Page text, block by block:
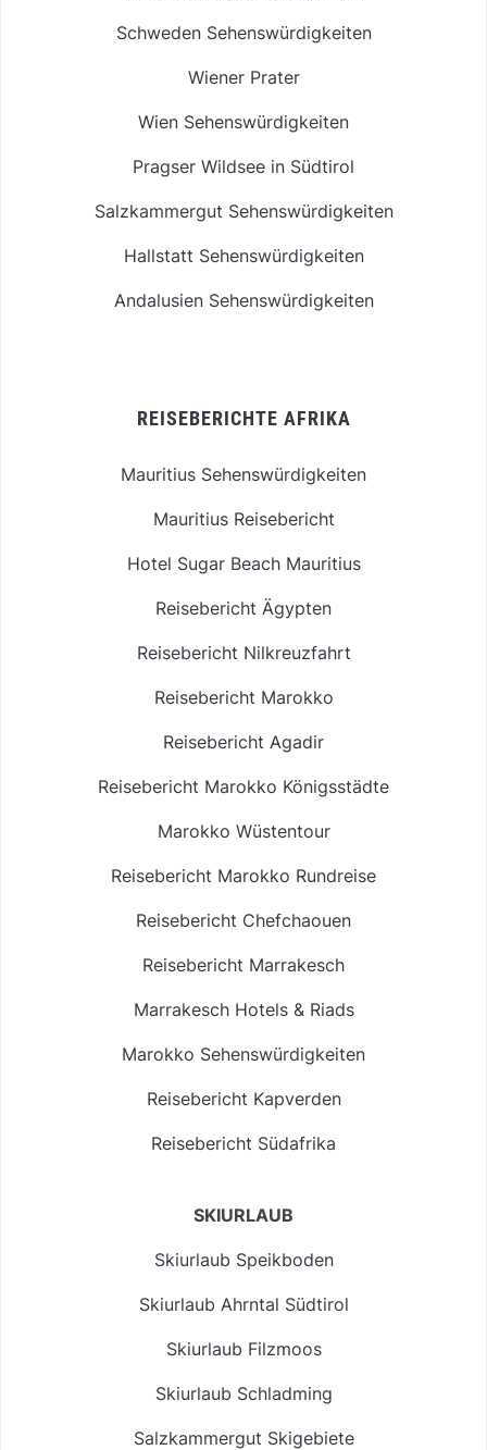
Schweden Sehenswürdigkeiten
Wiener Prater
Wien Sehenswürdigkeiten
Pragser Wildsee in Südtirol
Salzkammergut Sehenswürdigkeiten
Hallstatt Sehenswürdigkeiten
Andalusien Sehenswürdigkeiten
REISEBERICHTE AFRIKA
Mauritius Sehenswürdigkeiten
Mauritius Reisebericht
Hotel Sugar Beach Mauritius
Reisebericht Ägypten
Reisebericht Nilkreuzfahrt
Reisebericht Marokko
Reisebericht Agadir
Reisebericht Marokko Königsstädte
Marokko Wüstentour
Reisebericht Marokko Rundreise
Reisebericht Chefchaouen
Reisebericht Marrakesch
Marrakesch Hotels & Riads
Marokko Sehenswürdigkeiten
Reisebericht Kapverden
Reisebericht Südafrika
SKIURLAUB
Skiurlaub Speikboden
Skiurlaub Ahrntal Südtirol
Skiurlaub Filzmoos
Skiurlaub Schladming
Salzkammergut Skigebiete